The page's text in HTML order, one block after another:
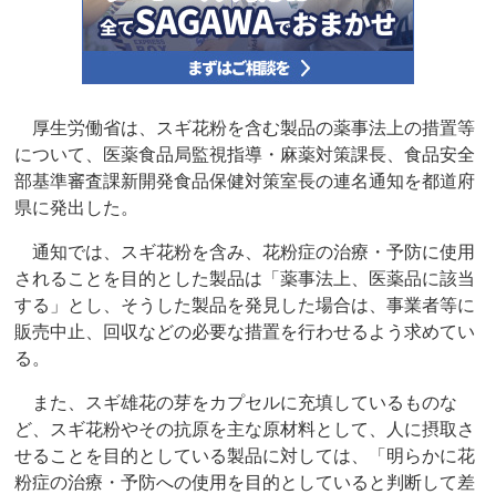
厚生労働省は、スギ花粉を含む製品の薬事法上の措置等
について、医薬食品局監視指導・麻薬対策課長、食品安全
部基準審査課新開発食品保健対策室長の連名通知を都道府
県に発出した。
通知では、スギ花粉を含み、花粉症の治療・予防に使用
されることを目的とした製品は「薬事法上、医薬品に該当
する」とし、そうした製品を発見した場合は、事業者等に
販売中止、回収などの必要な措置を行わせるよう求めてい
る。
また、スギ雄花の芽をカプセルに充填しているものな
ど、スギ花粉やその抗原を主な原材料として、人に摂取さ
せることを目的としている製品に対しては、「明らかに花
粉症の治療・予防への使用を目的としていると判断して差